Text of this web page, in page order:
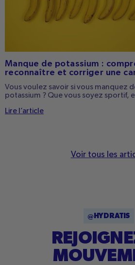
Manque de potassium :
reconnaître et corriger une
Vous voulez savoir si vous manquez
potassium ? Que vous soyez sportif,
Lire l’article
Voir tous les
@HYDRATIS